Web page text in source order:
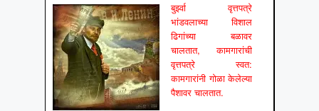
बुर्झ्वा वृत्तपत्रे
भांडवलाच्या विशाल
ढिगांच्या बळावर
चालतात, कामगारांची
वृत्तपत्रे स्वत:
कामगारांनी गोळा केलेल्या
पैशावर चालतात.